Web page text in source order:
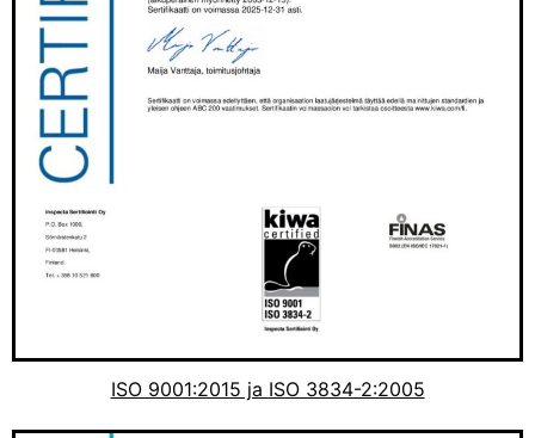
ISO 9001:2015 ja ISO 3834-2:2005